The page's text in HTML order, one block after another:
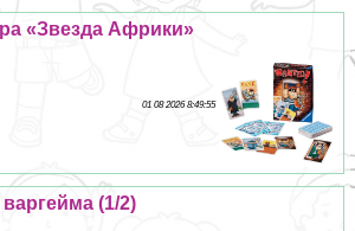
«Звезда Африки»
01 08 2026 8:49:55
(1/2)